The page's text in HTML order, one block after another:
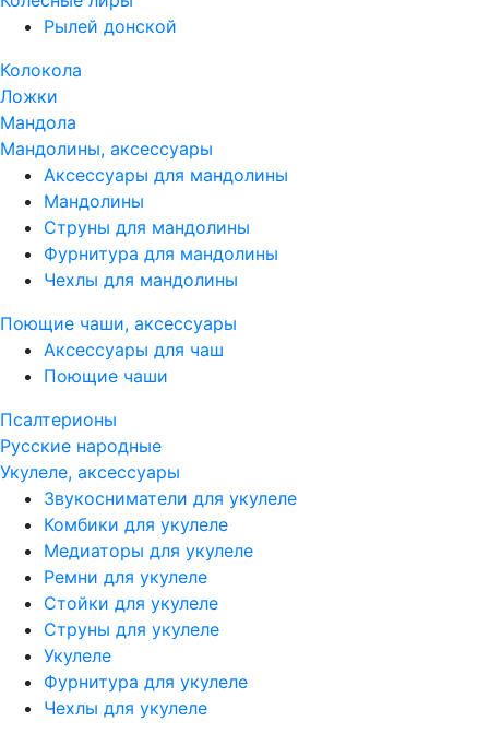
Рылей донской
Колокола
Ложки
Мандола
Мандолины, аксессуары
Аксессуары для мандолины
Мандолины
Струны для мандолины
Фурнитура для мандолины
Чехлы для мандолины
Поющие чаши, аксессуары
Аксессуары для чаш
Поющие чаши
Псалтерионы
Русские народные
Укулеле, аксессуары
Звукосниматели для укулеле
Комбики для укулеле
Медиаторы для укулеле
Ремни для укулеле
Стойки для укулеле
Струны для укулеле
Укулеле
Фурнитура для укулеле
Чехлы для укулеле